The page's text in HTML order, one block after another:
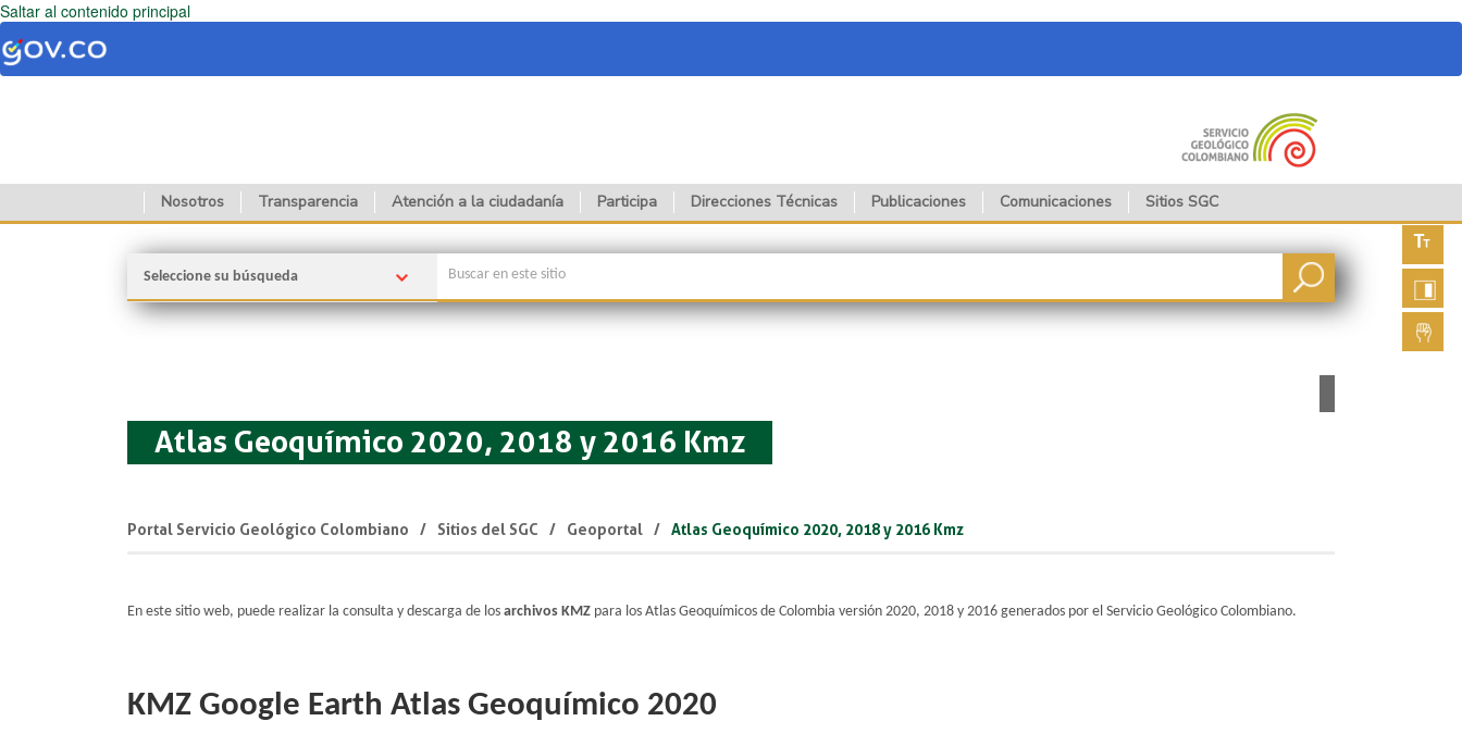
Saltar al contenido principal
Nosotros Transparencia Atención a la ciudadanía Participa Direcciones Técnicas Publicaciones Comunicaciones Sitios SGC
fuente
Seleccione su búsqueda
Atlas Geoquímico 2020, 2018 y 2016 Kmz
Portal Servicio Geológico Colombiano Sitios del SGC Geoportal Atlas Geoquímico 2020, 2018 y 2016 Kmz
E​n este sitio web, puede realizar la consulta y descarga de los archivos KMZ para los Atlas Geoquímicos de Colombia versión 2020, 2018 y 2016 generados por el Servicio Geológico Colombiano.
KMZ Google Earth Atlas Geoquímico 2020